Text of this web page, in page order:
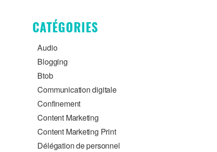
CATÉGORIES
Audio
Blogging
Btob
Communication digitale
Confinement
Content Marketing
Content Marketing Print
Délégation de personnel